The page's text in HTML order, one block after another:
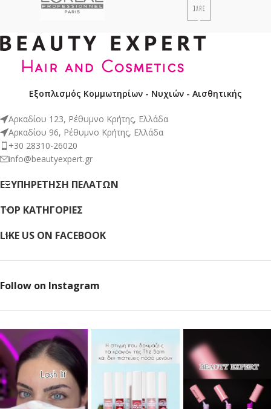
Εξοπλισμός Κομμωτηρίων - Νυχιών - Αισθητικής
Αρκαδίου 123, Ρέθυμνο Κρήτης, Ελλάδα
Αρκαδίου 96, Ρέθυμνο Κρήτης, Ελλάδα
+30 28310-26020
info@beautyexpert.gr
ΕΞΥΠΗΡΈΤΗΣΗ ΠΕΛΑΤΏΝ
TOP ΚΑΤΗΓΟΡΙΕΣ
LIKE US ON FACEBOOK
Follow on Instagram